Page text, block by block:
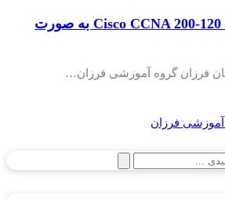
آموزش فارسی دوره Cisco CCNA 200-120 به صورت
فرزان گروه آموزشی فرزان…
فرزان